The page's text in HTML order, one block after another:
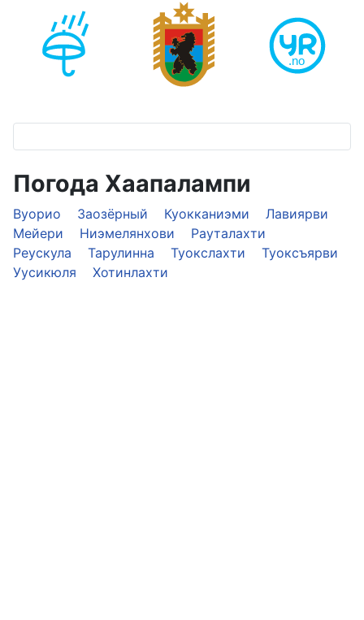
Погода Хаапалампи
Вуорио Заозёрный Куокканиэми
Лавиярви
Мейери
Ниэмелянхови
Рауталахти
Реускула
Тарулинна Туокслахти
Туоксъярви
Уусикюля
Хотинлахти